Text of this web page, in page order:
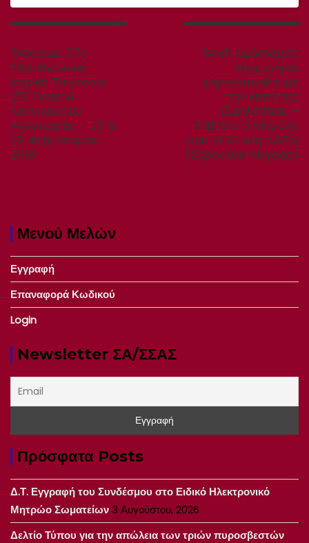
Πλοήγηση
Previous: Previous
post:
27ο
Πολυθεματικό
Ιατρικό Συμπόσιο
251 Γενικού
Νοσοκομείου
Αεροπορίας – 22 &
23 Φεβρουαρίου
2018
Next: Next
post:
Πρόσκληση
στην ετήσια
χοροεσπερίδα και
την κοπή της
βασιλόπιτας –
Σάββατο 3 Μαρτίου
ώρα 21:00 στη ΛΑΕΔ
(Σαρόγλειο Μέγαρο)
Μενού Μελών
Εγγραφή
Επαναφορά Κωδικού
Login
Newsletter ΣΑ/ΣΣΑΣ
Πρόσφατα Posts
Δ.Τ. Εγγραφή του Συνδέσμου στο Ειδικό Ηλεκτρονικό
Μητρώο Σωματείων3 Αυγούστου, 2026
Δελτίο Τύπου για την απώλεια των τριών πυροσβεστών